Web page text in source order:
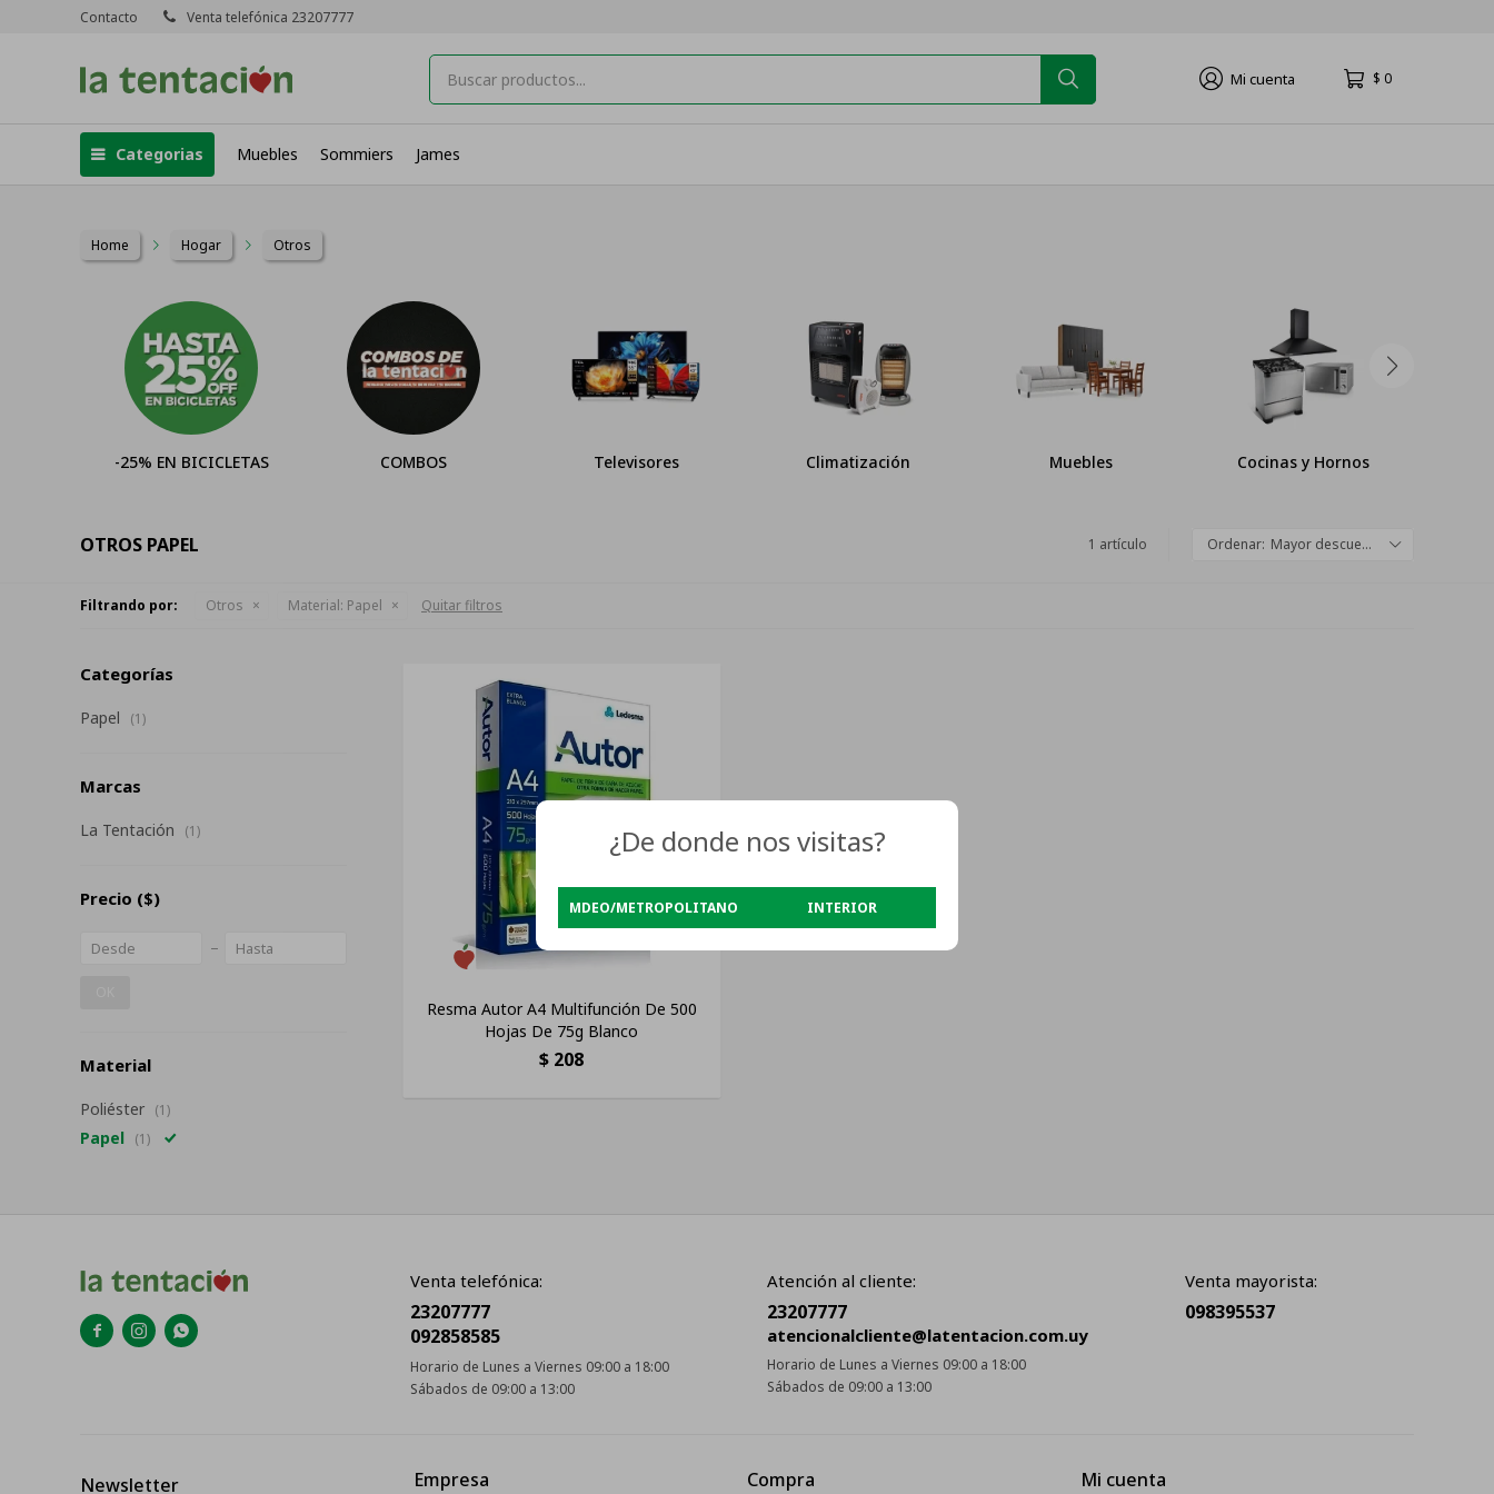
Categorias Muebles Sommiers James
$ 0
Contacto Venta telefónica 23207777
Home Hogar Otros
-25% EN BICICLETAS COMBOS Televisores Climatización Muebles Cocinas y Hornos
OTROS PAPEL 1 artículo Mayor descuento
Filtrando por: Otros Material: Papel Quitar filtros
Resma Autor A4 Multifunción De 500
Hojas De 75g Blanco
$ 208
Categorías
Papel (1)
Marcas
La Tentación (1)
Precio ($)
Material
Poliéster (1)
Papel (1)
  
Venta telefónica:
23207777
092858585
Horario de Lunes a Viernes 09:00 a 18:00
Sábados de 09:00 a 13:00
Atención al cliente:
23207777
atencionalcliente@latentacion.com.uy
Horario de Lunes a Viernes 09:00 a 18:00
Sábados de 09:00 a 13:00
Venta mayorista:
098395537
Empresa Compra Mi cuenta
Newsletter
¿De donde nos visitas?
MDEO/METROPOLITANO INTERIOR